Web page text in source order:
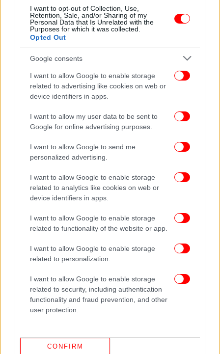
I want to opt-out of Collection, Use,
Retention, Sale, and/or Sharing of my
Personal Data that Is Unrelated with the
Purposes for which it was collected.
Opted Out
Google consents
I want to allow Google to enable storage
related to advertising like cookies on web or
device identifiers in apps.
I want to allow my user data to be sent to
Google for online advertising purposes.
I want to allow Google to send me
personalized advertising.
I want to allow Google to enable storage
related to analytics like cookies on web or
device identifiers in apps.
I want to allow Google to enable storage
related to functionality of the website or app.
I want to allow Google to enable storage
related to personalization.
I want to allow Google to enable storage
related to security, including authentication
functionality and fraud prevention, and other
user protection.
CONFIRM
Έτρεχε με 160 χλμ./ώρα και έκανε επικίνδυνους
ελιγμούς -Τι αποκάλυψε ο έλεγχος της Τροχαίας
[βίντεο]
ΕΛΛΑΔΑ 16/07/2026 08:01
Οδηγός έτρεχε με 210 χλμ./ώρα στην Κηφισιά
-Πώς τον έπιασε το ραντάρ της Τροχαίας